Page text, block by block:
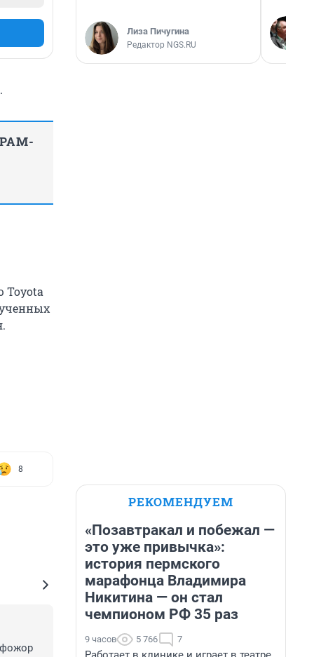
Toyota
8
Лиза Пичугина
Редактор NGS.RU
РЕКОМЕНДУЕМ
«Позавтракал и побежал —
это уже привычка»:
история пермского
марафонца Владимира
Никитина — он стал
чемпионом РФ 35 раз
9 часов 5 766 7